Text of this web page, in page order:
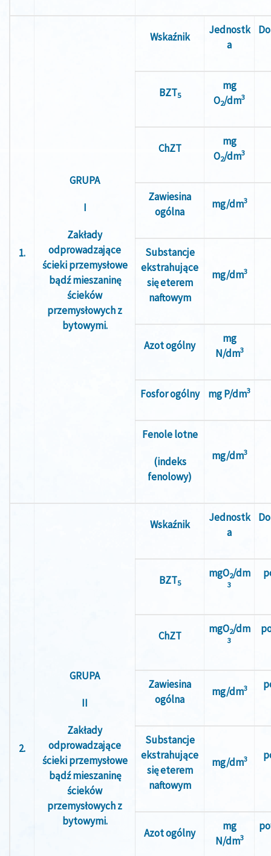
1.
GRUPA
I
Zakłady
odprowadzające
ścieki przemysłowe
bądź mieszaninę
ścieków
przemysłowych z
bytowymi.
Wskaźnik
Jednostk
a
BZT5
mg
O2/dm3
ChZT
mg
O2/dm3
Zawiesina
ogólna
mg/dm3
Substancje
ekstrahujące
się eterem
naftowym
mg/dm3
Azot ogólny
mg
N/dm3
Fosfor ogólny mg P/dm3
Fenole lotne
(indeks
fenolowy)
mg/dm3
2.
GRUPA
II
Zakłady
odprowadzające
ścieki przemysłowe
bądź mieszaninę
ścieków
przemysłowych z
bytowymi.
Wskaźnik
Jednostk
a
BZT5
mgO2/dm
3
ChZT
mgO2/dm
3
Zawiesina
ogólna
mg/dm3
Substancje
ekstrahujące
się eterem
naftowym
mg/dm3
Azot ogólny
mg
N/dm3